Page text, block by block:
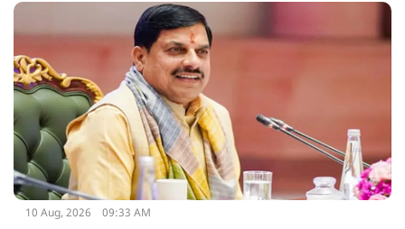
10 Aug, 2026 09:33 AM